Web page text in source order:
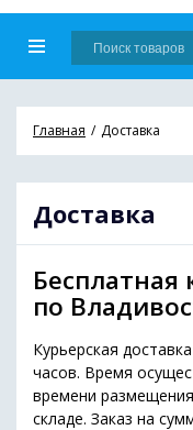
Главная Доставка
Доставка
Бесплатная
по
Курьерская
часов. Время
времени
складе. Заказ на